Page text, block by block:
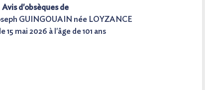
Avis d'obsèques de
GUINGOUAIN née LOYZANCE
15 mai 2026 à l'âge de 101 ans